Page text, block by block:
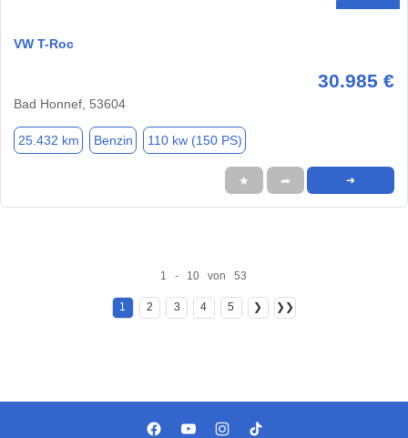
VW T-Roc
30.985 €
Bad Honnef, 53604
25.432 km Benzin 110 kw (150 PS)
★ ➦ ➜
1 - 10 von 53
1 2 3 4 5 ❯ ❯❯